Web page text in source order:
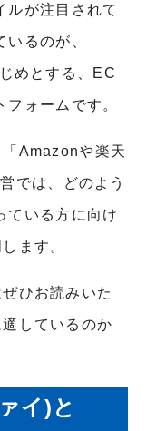
ルが注目されて
るのが、
めとする、EC
ォームです。
Amazonや楽天
では、どのよう
ている方に向け
ます。
ひお読みいた
しているのか
イ)と